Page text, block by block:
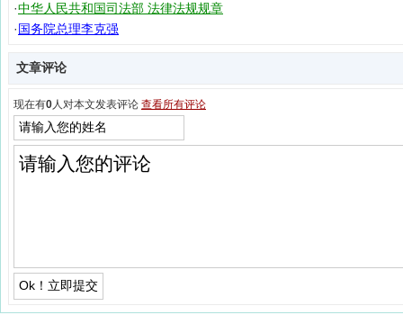
·中华人民共和国司法部 法律法规规章
·国务院总理李克强
文章评论
现在有0人对本文发表评论 查看所有评论